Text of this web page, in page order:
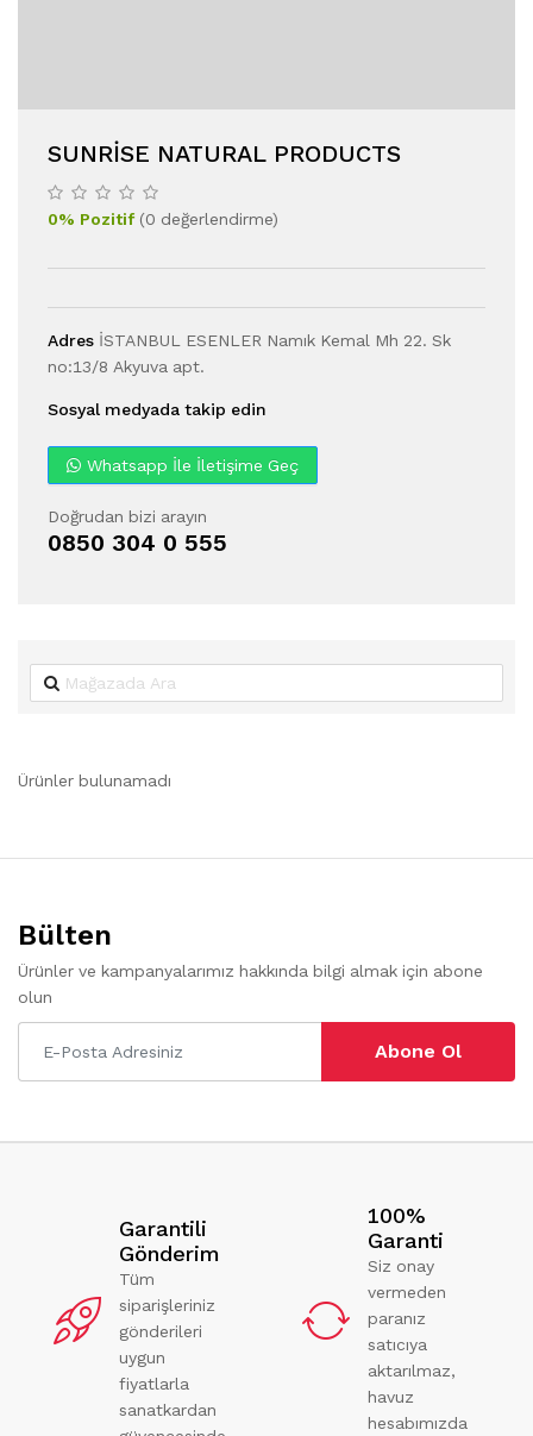
SUNRISE NATURAL PRODUCTS
0% Pozitif(0 değerlendirme)
Adres İSTANBUL ESENLER Namık Kemal Mh 22. Sk
no:13/8 Akyuva apt.
Sosyal medyada takip edin
Whatsapp İle İletişime Geç
Doğrudan bizi arayın
0850 304 0 555
Ürünler bulunamadı
Bülten
Ürünler ve kampanyalarımız hakkında bilgi almak için abone
olun
Abone Ol
Garantili
Gönderim
Tüm
siparişleriniz
gönderileri
uygun
fiyatlarla
sanatkardan
100%
Garanti
Siz onay
vermeden
paranız
satıcıya
aktarılmaz,
havuz
hesabımızda